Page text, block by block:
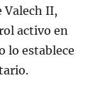
II,
activo en
lo establece